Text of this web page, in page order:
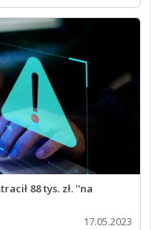
88 tys. zł. ''na
17.05.2023